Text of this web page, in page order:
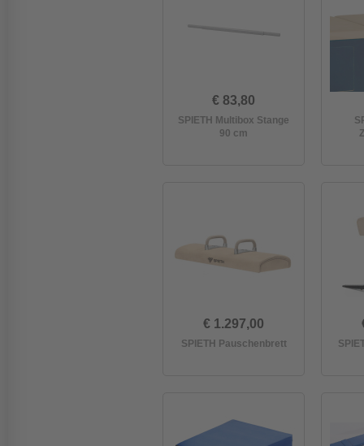
€ 83,80
SPIETH Multibox Stange
90 cm
€ 1.297,00
SPIETH Pauschenbrett